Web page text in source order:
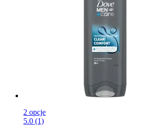
2 opcje
5.0 (1)